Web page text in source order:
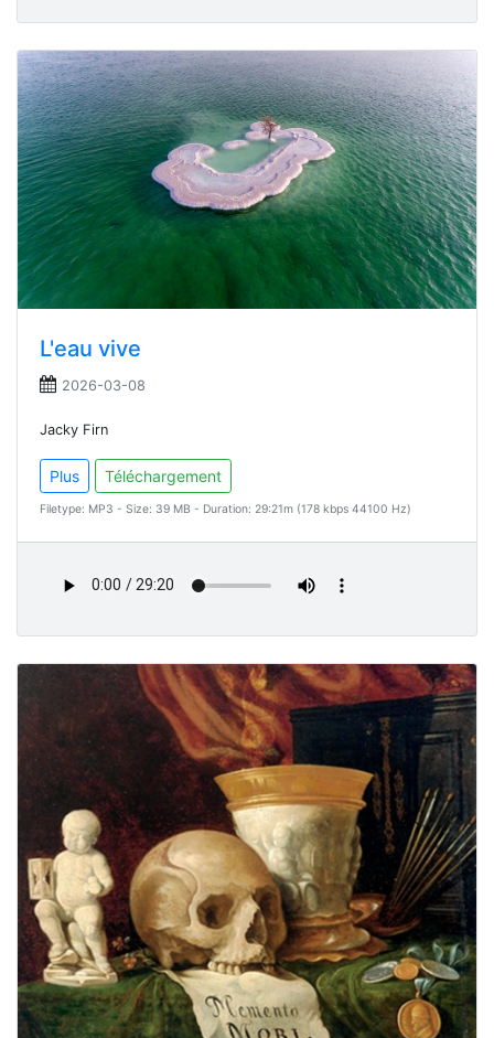
L'eau vive
2026-03-08
Jacky Firn
Plus Téléchargement
Filetype: MP3 - Size: 39 MB - Duration: 29:21m (178 kbps 44100 Hz)